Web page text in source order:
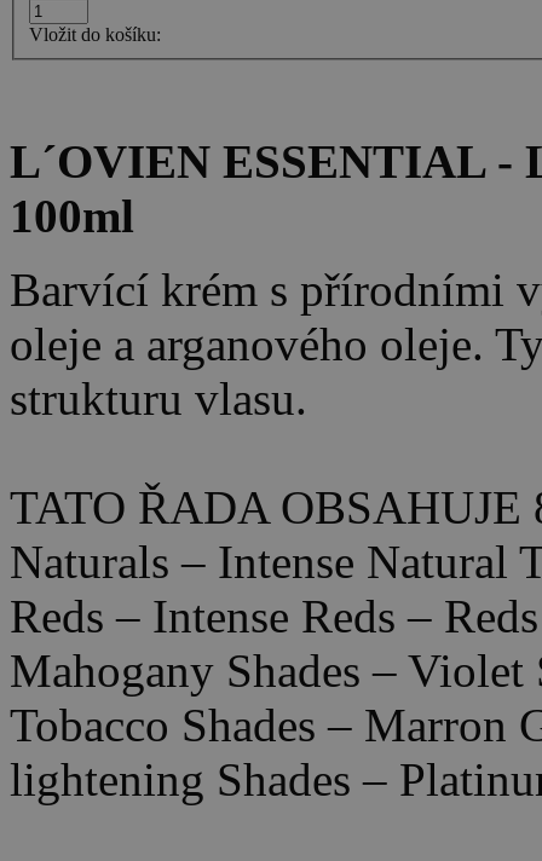
Vložit do košíku:
L´OVIEN ESSENTIAL -
100ml
Barvící krém s přírodními
oleje a arganového oleje.
strukturu vlasu.
TATO ŘADA OBSAHUJE
Naturals – Intense Natural
Reds – Intense Reds –
Mahogany Shades – Violet
Tobacco Shades – Marron
lightening Shades –